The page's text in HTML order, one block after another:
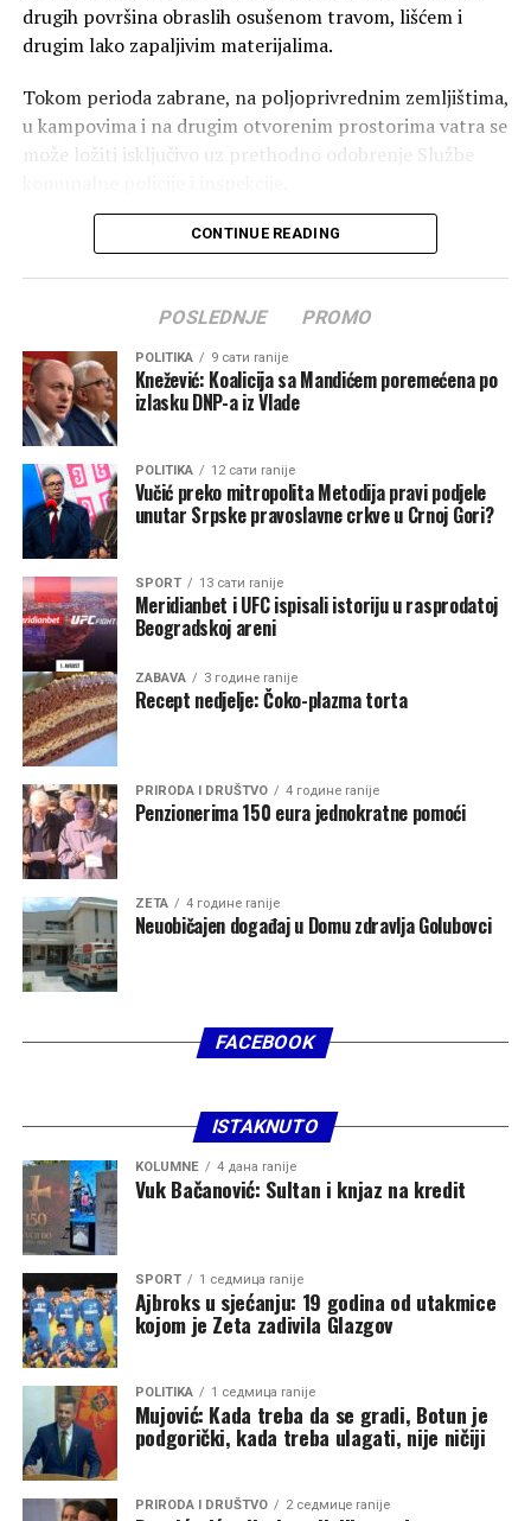
drugih površina obraslih osušenom travom, lišćem i
drugim lako zapaljivim materijalima.
Tokom perioda zabrane, na poljoprivrednim zemljištima,
u kampovima i na drugim otvorenim prostorima vatra se
može ložiti isključivo uz prethodno odobrenje Službe
Iz Opštine Zeta upozoravaju da će sva pravna i fizička
odredbama Zakona o zaštiti i spašavanju.
Nadležni apeluju na građane da poštuju propisane mjere
kako bi zajednički doprinijeli očuvanju bezbjednosti ljudi,
zaštiti imovine i prirodnih dobara, te smanjenju rizika od
požara u predstojećem ljetnjem periodu.
CONTINUE READING
POSLEDNJE PROMO
POLITIKA 9 сати ranije
Knežević: Koalicija sa Mandićem poremećena po
izlasku DNP-a iz Vlade
POLITIKA 12 сати ranije
Vučić preko mitropolita Metodija pravi podjele
unutar Srpske pravoslavne crkve u Crnoj Gori?
SPORT 13 сати ranije
Meridianbet i UFC ispisali istoriju u rasprodatoj
Beogradskoj areni
ZABAVA 3 године ranije
Recept nedjelje: Čoko-plazma torta
PRIRODA I DRUŠTVO 4 године ranije
Penzionerima 150 eura jednokratne pomoći
ZETA 4 године ranije
Neuobičajen događaj u Domu zdravlja Golubovci
FACEBOOK
ISTAKNUTO
KOLUMNE 4 дана ranije
Vuk Bačanović: Sultan i knjaz na kredit
SPORT 1 седмица ranije
Ajbroks u sjećanju: 19 godina od utakmice
kojom je Zeta zadivila Glazgov
POLITIKA 1 седмица ranije
Mujović: Kada treba da se gradi, Botun je
podgorički, kada treba ulagati, nije ničiji
PRIRODA I DRUŠTVO 2 седмице ranije